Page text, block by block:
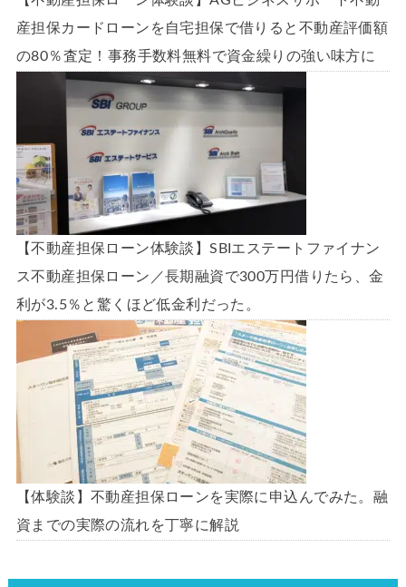
産担保カードローンを自宅担保で借りると不動産評価額
の80％査定！事務手数料無料で資金繰りの強い味方に
【不動産担保ローン体験談】SBIエステートファイナン
ス不動産担保ローン／長期融資で300万円借りたら、金
利が3.5％と驚くほど低金利だった。
【体験談】不動産担保ローンを実際に申込んでみた。融
資までの実際の流れを丁寧に解説